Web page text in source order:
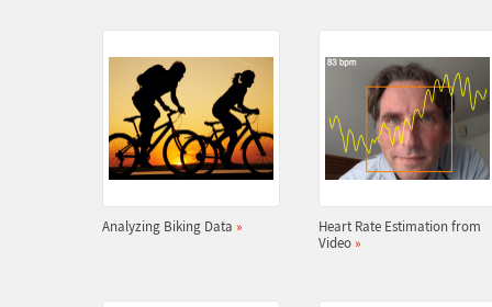
Analyzing Biking Data »
Heart Rate Estimation from
Video »